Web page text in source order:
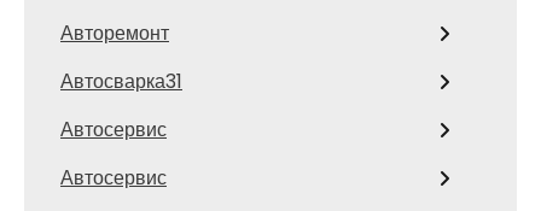
Авторемонт
Автосварка31
Автосервис
Автосервис